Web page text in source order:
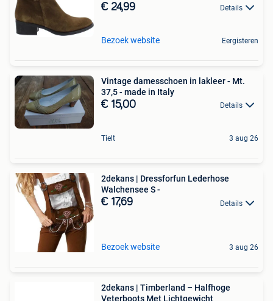
€ 24,99 Details
Bezoek website Eergisteren
Vintage damesschoen in lakleer - Mt.
37,5 - made in Italy
€ 15,00 Details
Tielt 3 aug 26
2dekans | Dressforfun Lederhose
Walchensee S -
€ 17,69 Details
Bezoek website 3 aug 26
2dekans | Timberland – Halfhoge
Veterboots Met Lichtgewicht